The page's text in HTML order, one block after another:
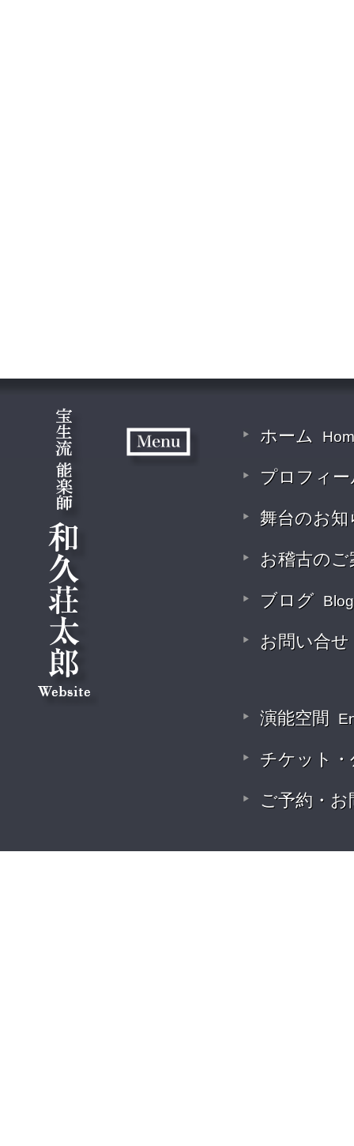
ホーム
プロフィ
舞台のお
お稽古の
ブログ Blog
お問い合せ
演能空間
チケット
ご予約・